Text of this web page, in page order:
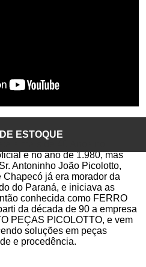
é no ano de 1.980, mas
Antoninho João Picolotto,
já era morador da
do Paraná, e iniciava as
conhecida como FERRO
da década de 90 a empresa
PEÇAS PICOLOTTO, e vem
soluções em peças
e procedência.
ESTOQUE
ESTOQUE
ESTOQUE
ESTOQUE